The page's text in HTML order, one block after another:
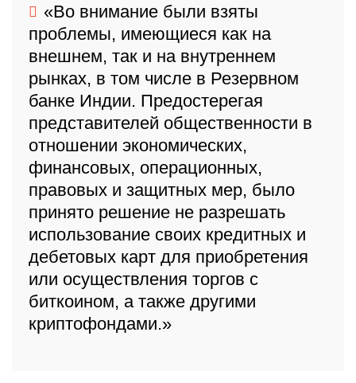
«Во внимание были взяты
проблемы, имеющиеся как на
внешнем, так и на внутреннем
рынках, в том числе в Резервном
банке Индии. Предостерегая
представителей общественности в
отношении экономических,
финансовых, операционных,
правовых и защитных мер, было
принято решение не разрешать
использование своих кредитных и
дебетовых карт для приобретения
или осуществления торгов с
биткоином, а также другими
криптофондами.»